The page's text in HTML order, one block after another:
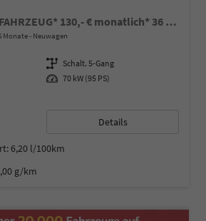
Classic *BESTELLFAHRZEUG* 130,- € monatlich* 36 Monate* Ohne Kilometerbegrenzung*
Monate Neuwagen
Getriebe Schalt. 5-Gang
Leistung 70 kW (95 PS)
Details
6,20 l/100km
g/km